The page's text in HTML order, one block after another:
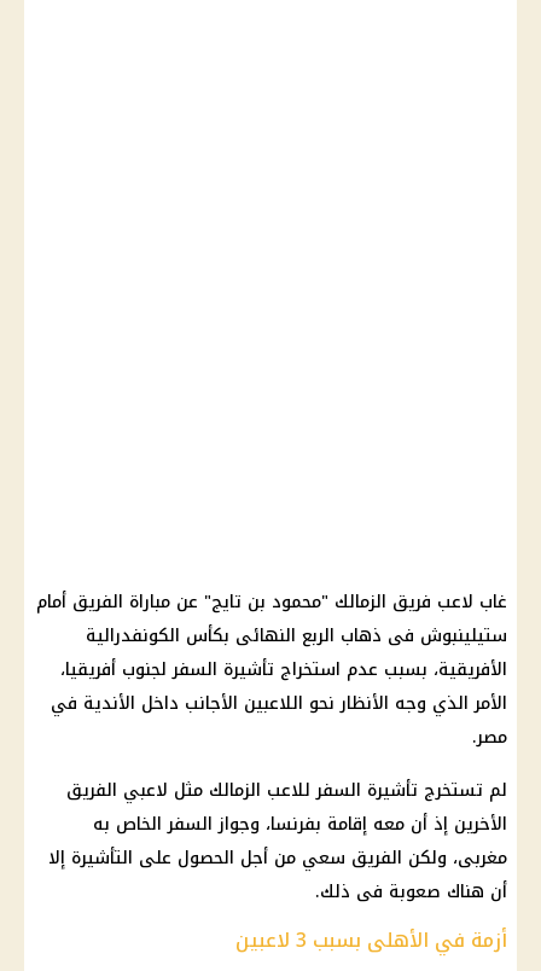
غاب لاعب فريق الزمالك "محمود بن تايج" عن مباراة الفريق أمام
ستيلينبوش فى ذهاب الربع النهائى بكأس الكونفدرالية
الأفريقية، بسبب عدم استخراج تأشيرة السفر لجنوب أفريقيا،
الأمر الذي وجه الأنظار نحو اللاعبين الأجانب داخل الأندية في
مصر.
لم تستخرج تأشيرة السفر للاعب الزمالك مثل لاعبي الفريق
الأخرين إذ أن معه إقامة بفرنسا، وجواز السفر الخاص به
مغربى، ولكن الفريق سعي من أجل الحصول على التأشيرة إلا
أن هناك صعوبة فى ذلك.
أزمة في الأهلى بسبب 3 لاعبين